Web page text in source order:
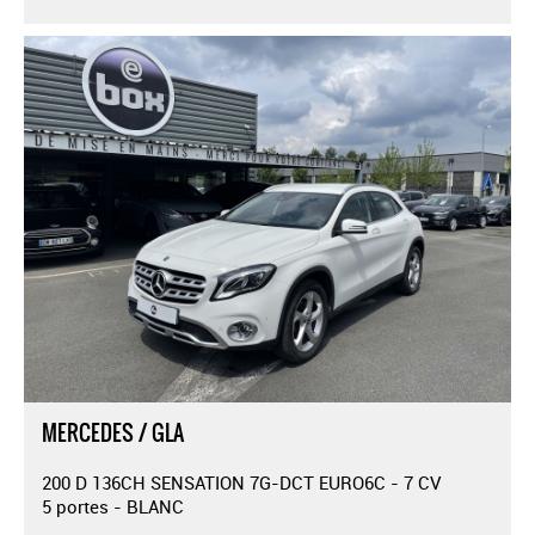
MERCEDES / GLA
200 D 136CH SENSATION 7G-DCT EURO6C - 7 CV
5 portes - BLANC